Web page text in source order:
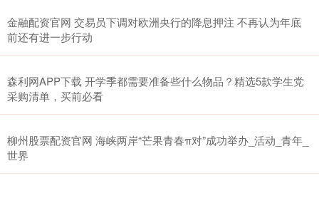
金融配资官网 交易员下调对欧洲央行的降息押注 不再认为年底
前还有进一步行动
森利网APP下载 开学季都需要准备些什么物品？精选5款学生党
采购清单，买前必看
柳州股票配资官网 海峡两岸“芒果青春π对”成功举办_活动_青年_
世界